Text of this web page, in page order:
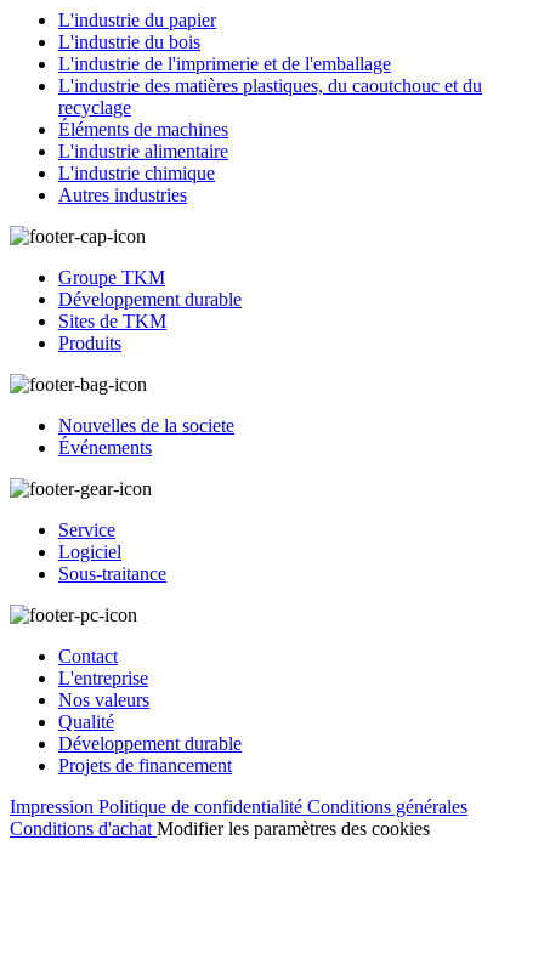
L'industrie du papier
L'industrie du bois
L'industrie de l'imprimerie et de l'emballage
L'industrie des matières plastiques, du caoutchouc et du
recyclage
Éléments de machines
L'industrie alimentaire
L'industrie chimique
Autres industries
Groupe TKM
Développement durable
Sites de TKM
Produits
Nouvelles de la societe
Événements
Service
Logiciel
Sous-traitance
Contact
L'entreprise
Nos valeurs
Qualité
Développement durable
Projets de financement
Impression Politique de confidentialité Conditions générales
Conditions d'achat Modifier les paramètres des cookies